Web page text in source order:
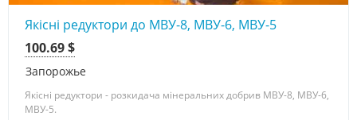
Якісні редуктори до МВУ-8, МВУ-6, МВУ-5
Запорожье
100.69 $
Якісні редуктори - розкидача мінеральних добрив МВУ-8, МВУ-6,
МВУ-5.